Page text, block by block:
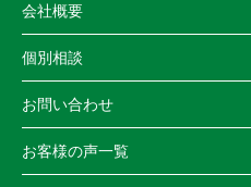
会社概要
個別相談
お問い合わせ
お客様の声一覧